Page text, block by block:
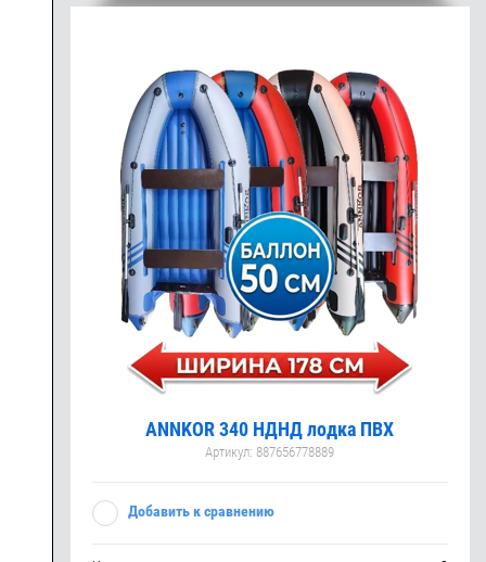
ANNKOR 340 НДНД лодка ПВХ
Артикул: 887656778889
Добавить к сравнению